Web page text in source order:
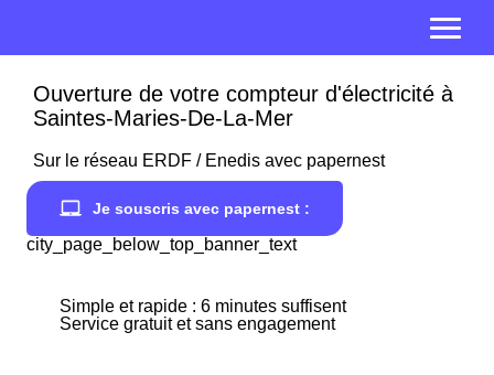
Ouverture de votre compteur d'électricité à
Saintes-Maries-De-La-Mer
Sur le réseau ERDF / Enedis avec papernest
Je souscris avec papernest :
city_page_below_top_banner_text
Simple et rapide : 6 minutes suffisent
Service gratuit et sans engagement